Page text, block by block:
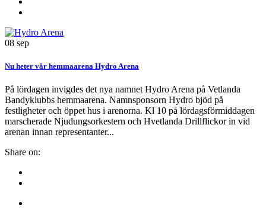
08 sep
Nu heter vår hemmaarena Hydro Arena
På lördagen invigdes det nya namnet Hydro Arena på Vetlanda
Bandyklubbs hemmaarena. Namnsponsorn Hydro bjöd på
festligheter och öppet hus i arenorna. Kl 10 på lördagsförmiddagen
marscherade Njudungsorkestern och Hvetlanda Drillflickor in vid
arenan innan representanter...
Share on: